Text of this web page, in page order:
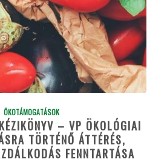
ÖKOTÁMOGATÁSOK
– VP ÖKOLÓGIAI
TÖRTÉNŐ ÁTTÉRÉS,
FENNTARTÁSA